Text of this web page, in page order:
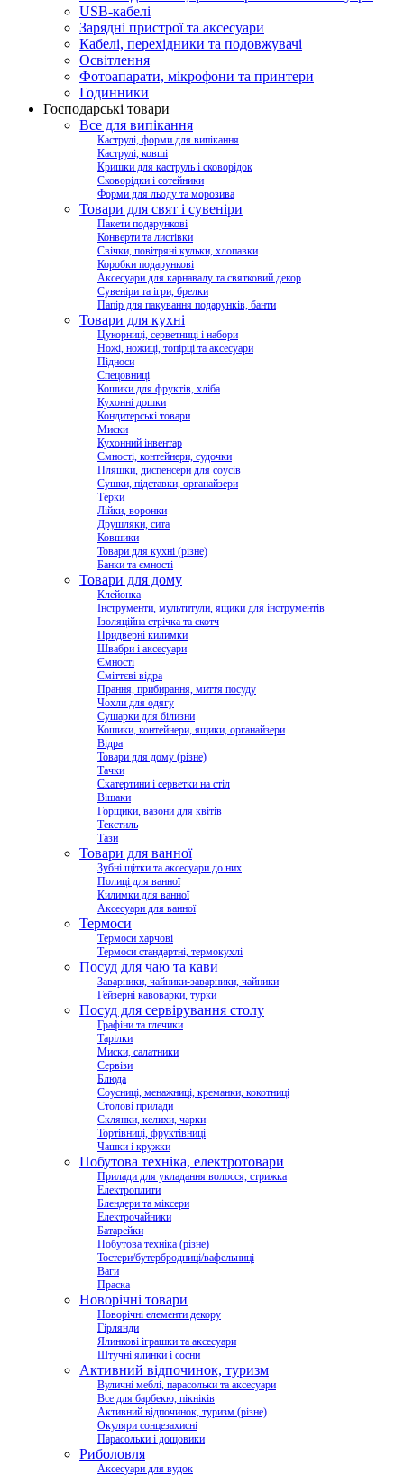
USB-кабелі
Зарядні пристрої та аксесуари
Кабелі, перехідники та подовжувачі
Освітлення
Фотоапарати, мікрофони та принтери
Годинники
Господарські товари
Все для випікання
Каструлі, форми для випікання
Каструлі, ковші
Кришки для каструль і сковорідок
Сковорідки і сотейники
Форми для льоду та морозива
Товари для свят і сувеніри
Пакети подарункові
Конверти та листівки
Свічки, повітряні кульки, хлопавки
Коробки подарункові
Аксесуари для карнавалу та святковий декор
Сувеніри та ігри, брелки
Папір для пакування подарунків, банти
Товари для кухні
Цукорниці, серветниці і набори
Ножі, ножиці, топірці та аксесуари
Підноси
Спецовниці
Кошики для фруктів, хліба
Кухонні дошки
Кондитерські товари
Миски
Кухонний інвентар
Ємності, контейнери, судочки
Пляшки, диспенсери для соусів
Сушки, підставки, органайзери
Терки
Лійки, воронки
Друшляки, сита
Ковшики
Товари для кухні (різне)
Банки та ємності
Товари для дому
Клейонка
Інструменти, мультитули, ящики для інструментів
Ізоляційна стрічка та скотч
Придверні килимки
Швабри і аксесуари
Ємності
Сміттєві відра
Прання, прибирання, миття посуду
Чохли для одягу
Сушарки для білизни
Кошики, контейнери, ящики, органайзери
Відра
Товари для дому (різне)
Тачки
Скатертини і серветки на стіл
Вішаки
Горщики, вазони для квітів
Текстиль
Тази
Товари для ванної
Зубні щітки та аксесуари до них
Полиці для ванної
Килимки для ванної
Аксесуари для ванної
Термоси
Термоси харчові
Термоси стандартні, термокухлі
Посуд для чаю та кави
Заварники, чайники-заварники, чайники
Гейзерні кавоварки, турки
Посуд для сервірування столу
Графіни та глечики
Тарілки
Миски, салатники
Сервізи
Блюда
Соусниці, менажниці, креманки, кокотниці
Столові прилади
Склянки, келихи, чарки
Тортівниці, фруктівниці
Чашки і кружки
Побутова техніка, електротовари
Прилади для укладання волосся, стрижка
Електроплити
Блендери та міксери
Електрочайники
Батарейки
Побутова техніка (різне)
Тостери/бутербродниці/вафельниці
Ваги
Праска
Новорічні товари
Новорічні елементи декору
Гірлянди
Ялинкові іграшки та аксесуари
Штучні ялинки і сосни
Активний відпочинок, туризм
Вуличні меблі, парасольки та аксесуари
Все для барбекю, пікніків
Активний відпочинок, туризм (різне)
Окуляри сонцезахисні
Парасольки і дощовики
Риболовля
Аксесуари для вудок